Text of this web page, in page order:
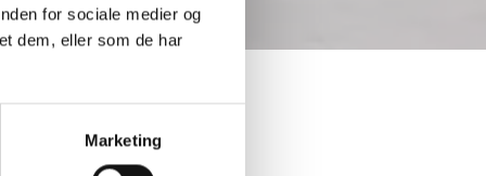
for sociale medier og
dem, eller som de har
Marketing